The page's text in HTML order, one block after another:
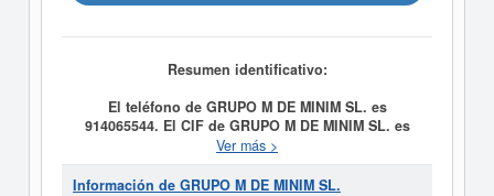
Resumen identificativo:
El teléfono de GRUPO M DE MINIM SL. es
914065544. El CIF de GRUPO M DE MINIM SL. es
A día 01/01/1994, la empresa
DE MINIM SL.fue formada con el objetivo LA
PRESTACION DE SERVICIOS DE PUBLICIDAD,
Ver más >
Información de GRUPO M DE MINIM SL.